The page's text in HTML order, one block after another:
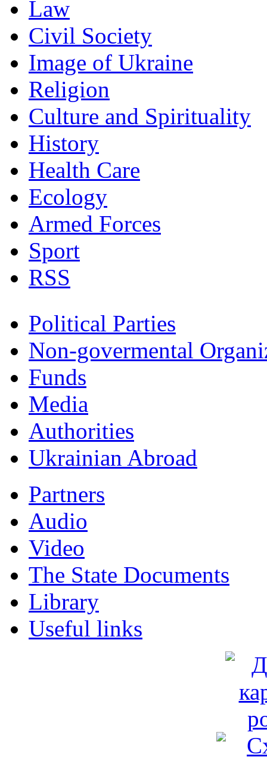
Law
Civil Society
Image of Ukraine
Religion
Culture and Spirituality
History
Health Care
Ecology
Armed Forces
Sport
RSS
Political Parties
Non-govermental
Funds
Мedia
Authorities
Ukrainian Abroad
Partners
Audio
Video
The State Documents
Library
Useful links